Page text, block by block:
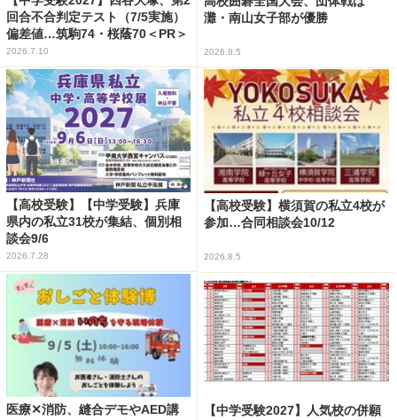
回合不合判定テスト（7/5実施）
偏差値…筑駒74・桜蔭70＜PR＞
2026.7.10
灘・南山女子部が優勝
2026.8.5
【高校受験】【中学受験】兵庫
県内の私立31校が集結、個別相
談会9/6
2026.7.28
【高校受験】横須賀の私立4校が
参加…合同相談会10/12
2026.8.5
医療✕消防、縫合デモやAED講
【中学受験2027】人気校の併願